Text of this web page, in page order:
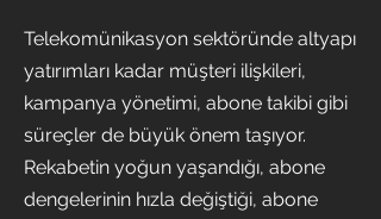
Telekomünikasyon sektöründe altyapı
yatırımları kadar müşteri ilişkileri,
kampanya yönetimi, abone takibi gibi
süreçler de büyük önem taşıyor.
Rekabetin yoğun yaşandığı, abone
dengelerinin hızla değiştiği, abone